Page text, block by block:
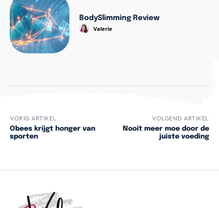
BodySlimming Review
Valerie
VORIG ARTIKEL
Obees krijgt honger van
sporten
VOLGEND ARTIKEL
Nooit meer moe door de
juiste voeding